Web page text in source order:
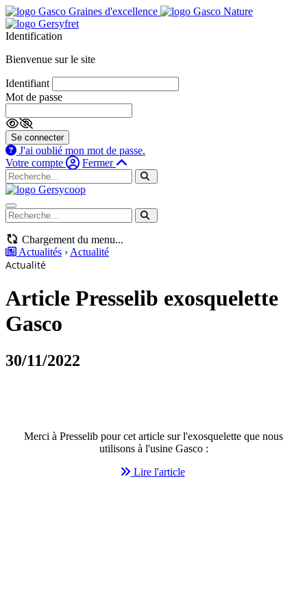
Identification
Bienvenue sur le site
Identifiant
Mot de passe
Se connecter
J'ai oublié mon mot de passe.
Votre compte
Fermer
Navigation mobile
Chargement du menu...
Actualités › Actualité
Actualité
Article Presselib exosquelette
Gasco
30/11/2022
Merci à Presselib pour cet article sur l'exosquelette que nous
utilisons à l'usine Gasco :
Lire l'article